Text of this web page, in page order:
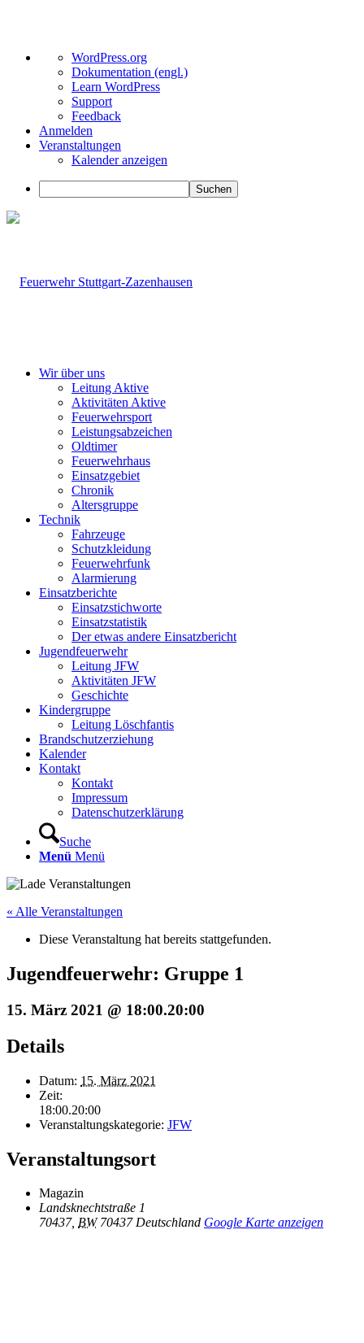
Über
WordPress
WordPress.org
Dokumentation (engl.)
Learn WordPress
Support
Feedback
Anmelden
Veranstaltungen
Kalender anzeigen
Suchen
Wir über uns
Leitung Aktive
Aktivitäten Aktive
Feuerwehrsport
Leistungsabzeichen
Oldtimer
Feuerwehrhaus
Einsatzgebiet
Chronik
Altersgruppe
Technik
Fahrzeuge
Schutzkleidung
Feuerwehrfunk
Alarmierung
Einsatzberichte
Einsatzstichworte
Einsatzstatistik
Der etwas andere Einsatzbericht
Jugendfeuerwehr
Leitung JFW
Aktivitäten JFW
Geschichte
Kindergruppe
Leitung Löschfantis
Brandschutzerziehung
Kalender
Kontakt
Kontakt
Impressum
Datenschutzerklärung
Suche
Menü Menü
« Alle Veranstaltungen
Diese Veranstaltung hat bereits stattgefunden.
Jugendfeuerwehr: Gruppe 1
15. März 2021 @ 18:00.20:00
Details
Datum: 15. März 2021
Zeit:
18:00.20:00
Veranstaltungskategorie: JFW
Veranstaltungsort
Magazin
Landsknechtstraße 1
70437, BW 70437 Deutschland Google Karte anzeigen